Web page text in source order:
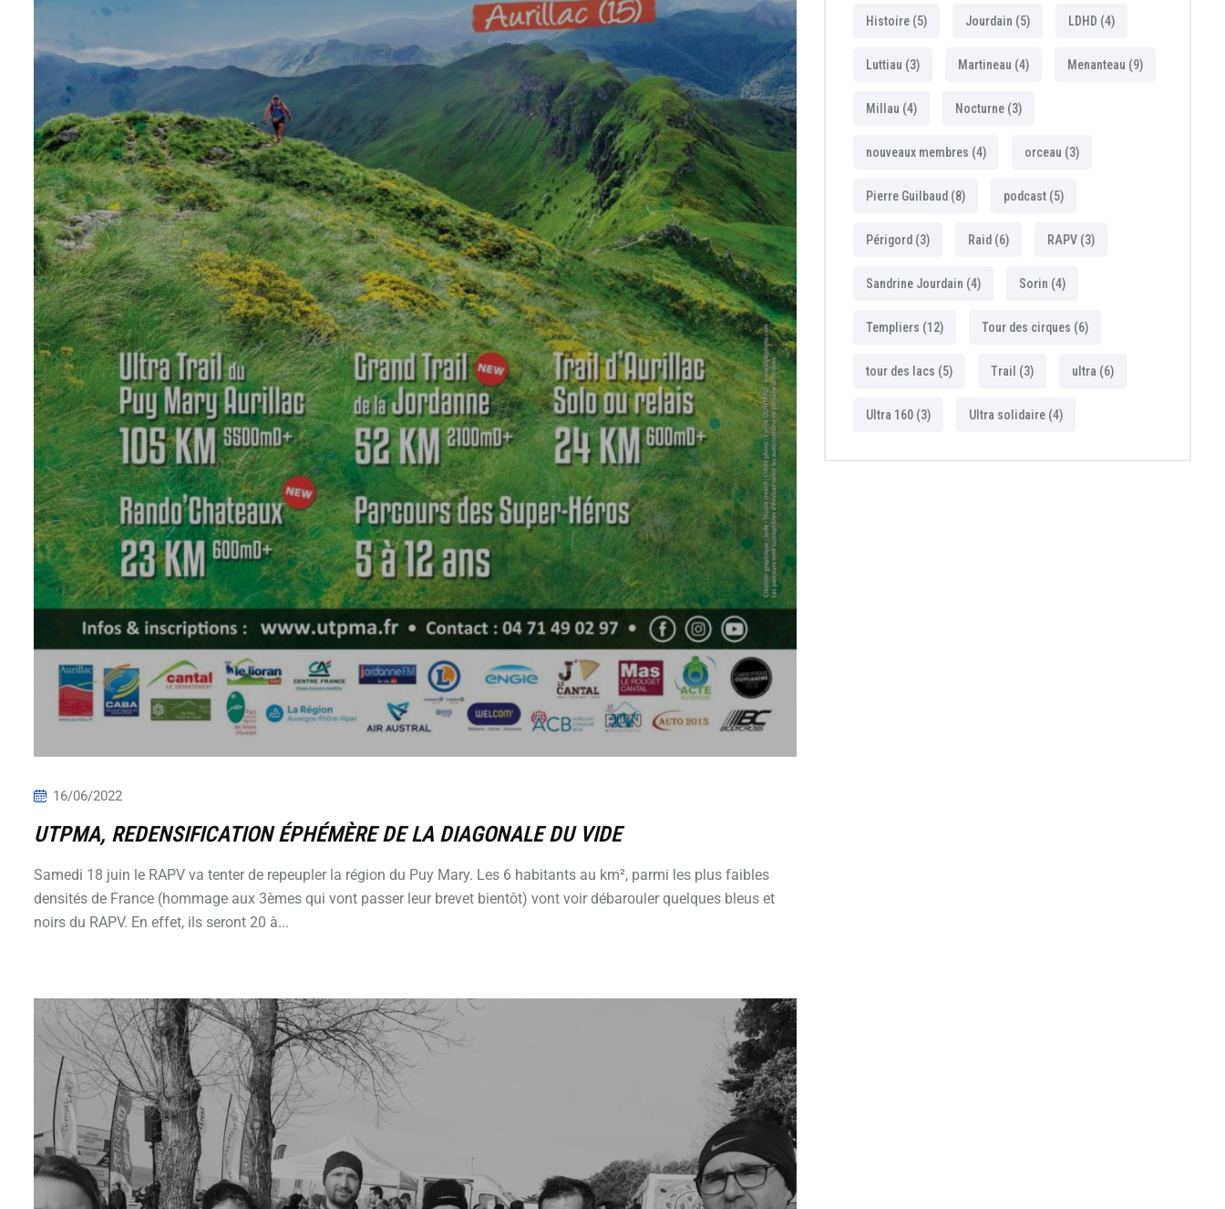
16/06/2022
UTPMA, REDENSIFICATION ÉPHÉMÈRE DE LA DIAGONALE DU VIDE
Samedi 18 juin le RAPV va tenter de repeupler la région du Puy Mary. Les 6 habitants au km², parmi les plus faibles
densités de France (hommage aux 3èmes qui vont passer leur brevet bientôt) vont voir débarouler quelques bleus et
noirs du RAPV. En effet, ils seront 20 à...
Histoire(5) Jourdain (5) LDHD (4)
Luttiau (3) Martineau (4) Menanteau (9)
Millau (4) Nocturne(3)
nouveaux membres (4) orceau (3)
Pierre Guilbaud (8) podcast(5)
Périgord (3) Raid (6) RAPV(3)
Sandrine Jourdain (4) Sorin (4)
Templiers (12) Tour des cirques (6)
tour des lacs (5) Trail (3) ultra (6)
Ultra 160(3) Ultra solidaire(4)